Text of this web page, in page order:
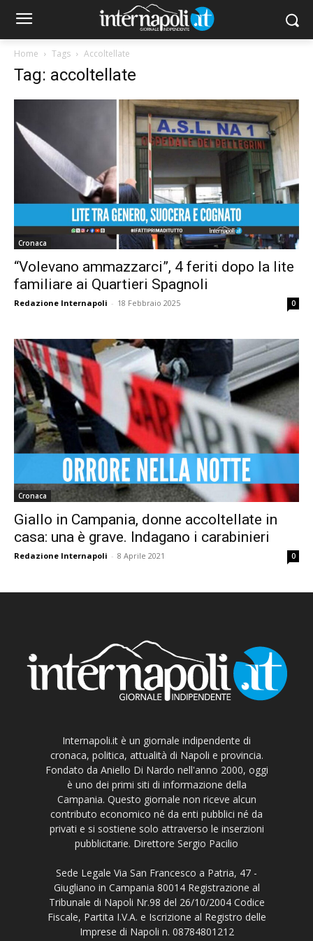
Home Tags Accoltellate
Tag: accoltellate
Cronaca
“Volevano ammazzarci”, 4 feriti dopo la lite
familiare ai Quartieri Spagnoli
Redazione Internapoli - 18 Febbraio 2025 0
Cronaca
Giallo in Campania, donne accoltellate in
casa: una è grave. Indagano i carabinieri
Redazione Internapoli - 8 Aprile 2021 0
Internapoli.it è un giornale indipendente di
cronaca, politica, attualità di Napoli e provincia.
Fondato da Aniello Di Nardo nell'anno 2000, oggi
è uno dei primi siti di informazione della
Campania. Questo giornale non riceve alcun
contributo economico né da enti pubblici né da
privati e si sostiene solo attraverso le inserzioni
pubblicitarie. Direttore Sergio Pacilio
Sede Legale Via San Francesco a Patria, 47 -
Giugliano in Campania 80014 Registrazione al
Tribunale di Napoli Nr.98 del 26/10/2004 Codice
Fiscale, Partita I.V.A. e Iscrizione al Registro delle
Imprese di Napoli n. 08784801212